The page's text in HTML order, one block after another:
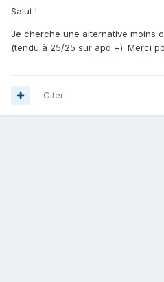
Salut !
Je cherche une alternative moins
(tendu à 25/25 sur apd +). Merci
Citer